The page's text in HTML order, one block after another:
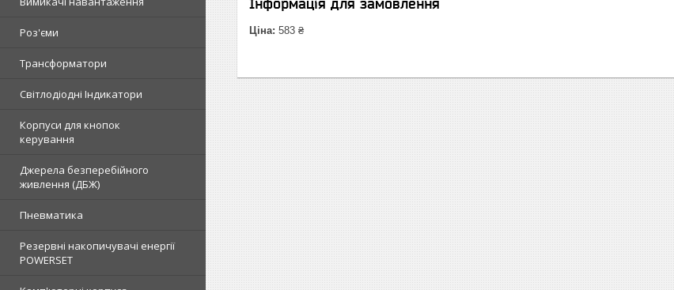
Роз'єми
Трансформатори
Світлодіодні Індикатори
Корпуси для кнопок
керування
Джерела безперебійного
живлення (ДБЖ)
Пневматика
Резервні накопичувачі енергії
POWERSET
Інформація для замовлення
Ціна: 583 ₴